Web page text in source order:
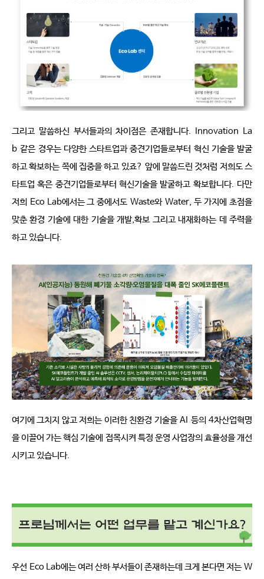
그리고 말씀하신 부서들과의 차이점은 존재합니다. Innovation La
b 같은 경우는 다양한 스타트업과 중견기업들로부터 혁신 기술을 발굴
하고 확보하는 쪽에 집중을 하고 있죠? 앞에 말씀드린 것처럼 저희도 스
타트업 혹은 중견기업들로부터 혁신기술을 발굴하고 확보합니다. 다만
저희 Eco Lab에서는 그 중에서도 Waste와 Water, 두 가지에 초점을
맞춘 환경 기술에 대한 기술을 개발,확보 그리고 내재화하는 데 주력을
하고 있습니다.
여기에 그치지 않고 저희는 이러한 친환경 기술을 AI 등의 4차산업혁명
을 이끌어 가는 핵심 기술에 접목시켜 특정 운영 사업장의 효율성을 개선
시키고 있습니다.
우선 Eco Lab에는 여러 산하 부서들이 존재하는데 크게 본다면 저는 W